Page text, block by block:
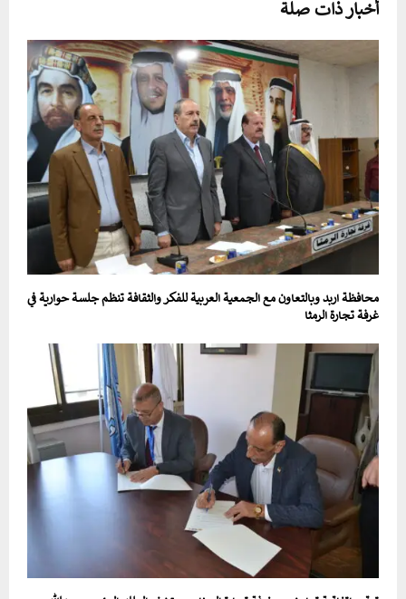
أخبار ذات صلة
محافظة اربد وبالتعاون مع الجمعية العربية للفكر والثقافة تنظم جلسة حوارية في
غرفة تجارة الرمثا